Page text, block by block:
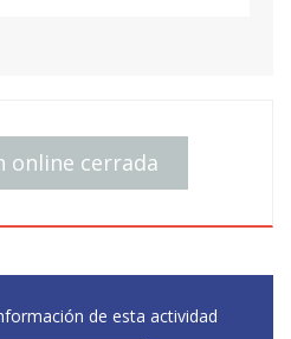
online cerrada
de esta actividad